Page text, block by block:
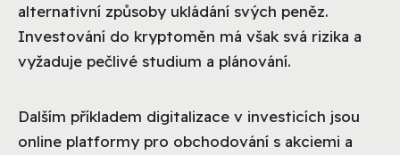
alternativní způsoby ukládání svých peněz.
Investování do kryptoměn má však svá rizika a
vyžaduje pečlivé studium a plánování.
Dalším příkladem digitalizace v investicích jsou
online platformy pro obchodování s akciemi a